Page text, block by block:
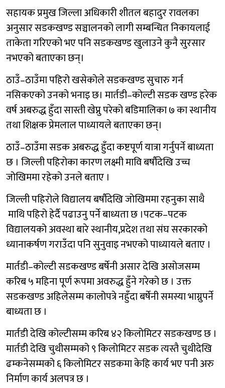
सहायक प्रमुख जिल्ला अधिकारी शीतल बहादुर रावलका
अनुसार सडकखण्ड सञ्चालनको लागी सम्बन्धित निकायलाई
ताकेता गरिएको भए पनि सडकखण्ड खुलाउने कुनै सुरसार
नभएको बताएका छन्।
ठाउँ–ठाउँमा पहिरो खसेकोले सडकखण्ड सुचारु गर्न
नसिकएको उनको भनाइ छ। मार्तडी–कोल्टी सडक खण्ड हरेक
वर्ष अबरुद्ध हुँदा सास्ती खेप्नु परेको बडिमालिका ७ का स्थानीय
तथा शिक्षक प्रेमलाल पाध्यायले बताएका छन्।
ठाउँ–ठाउँमा सडक अबरुद्ध हुँदा कष्टपूर्ण यात्रा गर्नुपर्ने बाध्यता
छ । जिल्ली पहिरोका कारण लक्ष्मी मावि बर्षाैदेखि उच्च
जोखिममा रहेको उनले बताए ।
जिल्ली पहिरोले विद्यालय बर्षाैदेखि जोखिममा रहनुका साथै
माथि पहिरो हेर्दै पढाउनु पर्ने बाध्यता छ ।पटक–पटक
विद्यालयको अवस्था बारे स्थानीय,प्रदेश तथा संघ सरकारको
ध्यानाकर्षण गराउँदा पनि सुनुवाइ नभएको पाध्यायले बताए ।
मार्तडी–कोल्टी सडकखण्ड बर्षेनी असार देखि असोजसम्म
करिब ५ महिना पूर्ण रूपमा अवरुद्ध हुँने गरेको छ । उक्त
सडकखण्ड अहिलेसम्म कालोपत्रे नहुँदा बर्षेनी समस्या भाग्नुपर्ने
बाध्यता छ ।
मार्तडी देखि कोल्टीसम्म करिब ४२ किलोमिटर सडकखण्ड छ ।
मार्तडी देखि चुथीसम्मको ९ किलोमिटर सडक त्यस्तै चुथीदेखि
ढम्कनेसम्मको ६ किलोमिटर सडकमा केहि कार्य भए पनी अरु
निर्माण कार्य अलपत्र छ ।